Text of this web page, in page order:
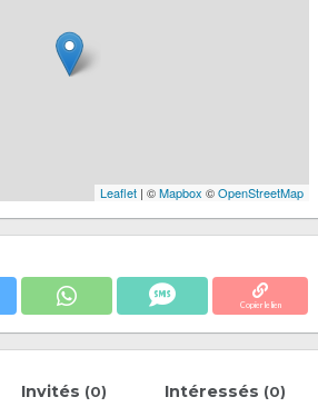
Leaflet | ©Mapbox ©OpenStreetMap
Copier le lien
Invités (0) Intéressés (0)